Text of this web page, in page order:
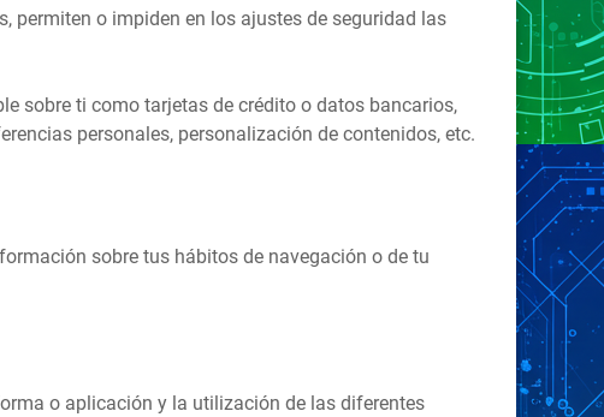
permiten o impiden en los ajustes de seguridad las
sobre ti como tarjetas de crédito o datos bancarios,
personales, personalización de contenidos, etc.
sobre tus hábitos de navegación o de tu
o aplicación y la utilización de las diferentes